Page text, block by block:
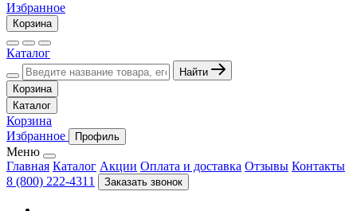
Избранное
Корзина
Каталог
Найти
Корзина
Каталог
Корзина
Избранное
Профиль
Меню
Главная Каталог Акции Оплата и доставка Отзывы Контакты
8 (800) 222-4311
Заказать звонок